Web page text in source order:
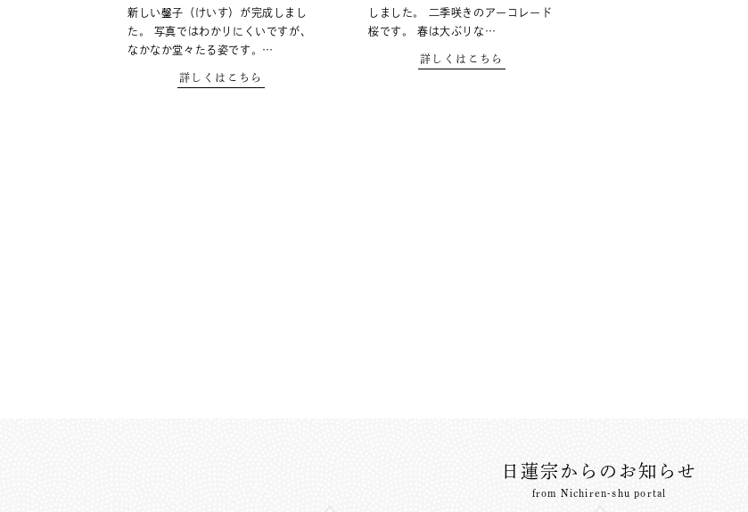
新しい鏧子（けいす）が完成しまし
た。 写真ではわかりにくいですが、
なかなか堂々たる姿です。…
詳しくはこちら
しました。 二季咲きのアーコレード
桜です。 春は大ぶりな…
詳しくはこちら
日蓮宗からのお知らせ
from Nichiren-shu portal